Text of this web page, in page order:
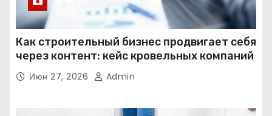
Как строительный бизнес продвигает себя
через контент: кейс кровельных компаний
Июн 27, 2026 Admin